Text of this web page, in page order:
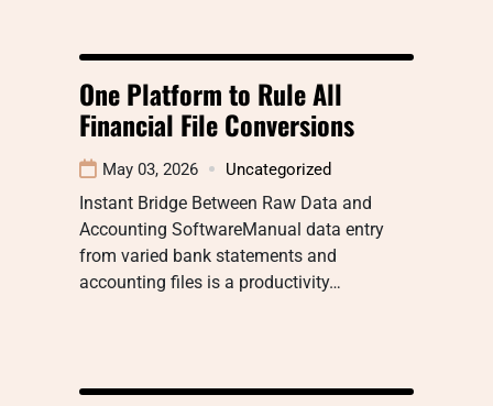
One Platform to Rule All
Financial File Conversions
May 03, 2026 Uncategorized
Instant Bridge Between Raw Data and
Accounting SoftwareManual data entry
from varied bank statements and
accounting files is a productivity…